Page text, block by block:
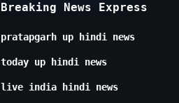
Breaking News Express
pratapgarh up hindi news
today up hindi news
live india hindi news